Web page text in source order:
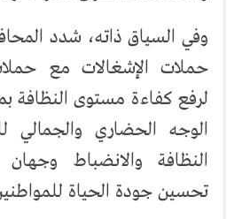
وفي السياق ذاته، شدد
حملات الإشغالات مع
لرفع كفاءة مستوى النظافة
الوجه الحضاري والجمالي
النظافة والانضباط
تحسين جودة الحياة